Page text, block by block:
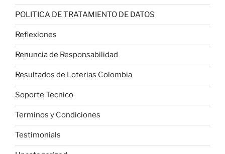
POLITICA DE TRATAMIENTO DE DATOS
Reflexiones
Renuncia de Responsabilidad
Resultados de Loterias Colombia
Soporte Tecnico
Terminos y Condiciones
Testimonials